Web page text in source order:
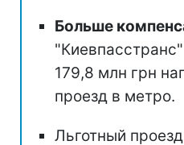
Больше
179,8 млн грн
проезд в метро.
Льготный